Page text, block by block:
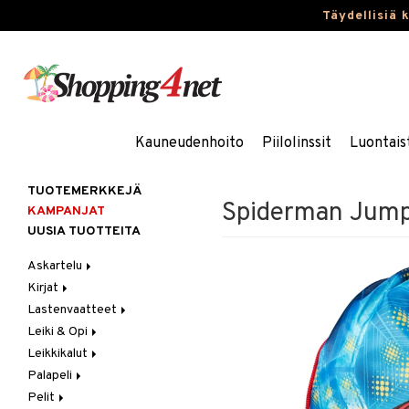
Täydellisiä
Kauneudenhoito Piilolinssit
Spiderman
TUOTEMERKKEJÄ
KAMPANJAT
UUSIA TUOTTEITA
Askartelu
Askartelumateriaalit
Askartelusetti
Helmet
Koulutarvikkeet
Muovailuvaha
Piirrä ja maalaa
Kirjat
Askartelukirjat
Maalauskirjat
Päiväkirjat
Lastenvaatteet
Alaosat
Leggingsit
Alusvaatteet & Sukat
Kengät
Mekot
Leiki & Opi
Opetuslelut
Oppimispelit
Soittimet
Leikkikalut
Ajoneuvot
Autoradat
Eläimet
Palapeli
1000 palaa
Pelit